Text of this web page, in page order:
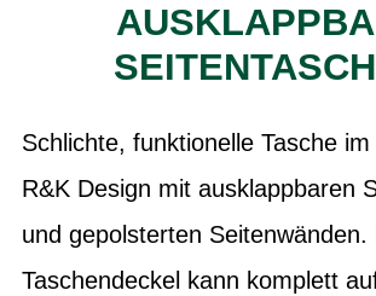
Schlichte, funktionelle Tasche
R&K Design mit ausklappbaren
und gepolsterten Seitenwänden.
Taschendeckel kann komplett